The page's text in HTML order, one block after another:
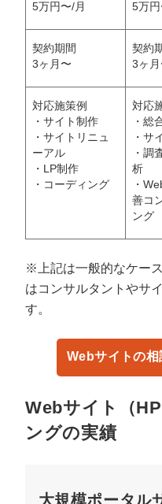
5万円〜/月
5万円
契約期間
3ヶ月〜
契約
3ヶ月
対応施策例
・サイト制作
・サイトリニュ
ーアル
・LP制作
・コーディング
対応
・総
・サ
・調
析
・
善コ
ング
※上記は一般的なケー
はコンサルタントやサ
す。
Webサイトの相
Webサイト（
ングの実績
大規模ポータル